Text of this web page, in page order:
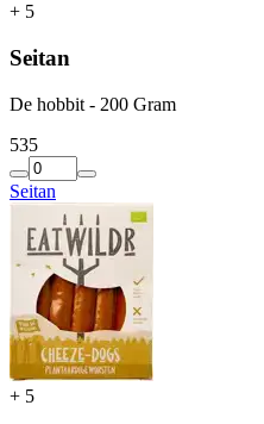
+ 5
Seitan
De hobbit - 200 Gram
535
Seitan
+ 5